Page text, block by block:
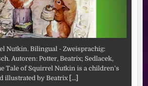
Nutkin. Bilingual - Zweisprachig:
Autoren: Potter, Beatrix; Sedlacek,
Tale of Squirrel Nutkin is a children's
illustrated by Beatrix [...]